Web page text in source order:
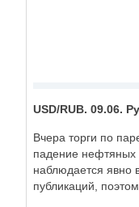
USD/RUB. 09.06.
Вчера торги по
падение нефтяных
наблюдается явно
публикаций,